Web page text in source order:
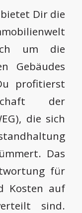
Dir die
um die
Gebäudes
profitierst
der
die sich
Das
für
Kosten auf
sind.